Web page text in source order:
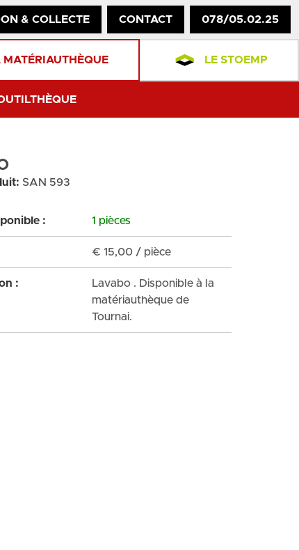
& COLLECTE CONTACT 078/05.02.25
MATÉRIAUTHÈQUE LE STOEMP
SAN 593
: 1 pièces
€ 15,00 / pièce
:
Lavabo . Disponible à la
matériauthèque de
Tournai.